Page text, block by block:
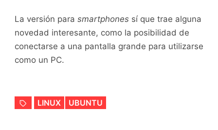
La versión para smartphones sí que trae alguna
novedad interesante, como la posibilidad de
conectarse a una pantalla grande para utilizarse
como un PC.
LINUX UBUNTU